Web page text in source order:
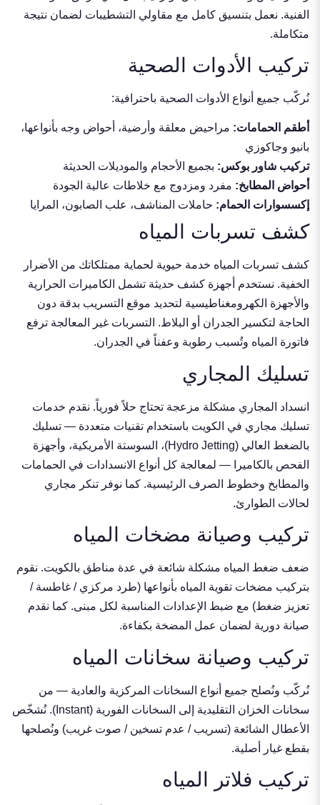
الفنية. نعمل بتنسيق كامل مع مقاولي التشطيبات لضمان نتيجة
متكاملة.
تركيب الأدوات الصحية
نُركّب جميع أنواع الأدوات الصحية باحترافية:
أطقم الحمامات: مراحيض معلقة وأرضية، أحواض وجه بأنواعها،
بانيو وجاكوزي
تركيب شاور بوكس: بجميع الأحجام والموديلات الحديثة
أحواض المطابخ: مفرد ومزدوج مع خلاطات عالية الجودة
إكسسوارات الحمام: حاملات المناشف، علب الصابون، المرايا
كشف تسربات المياه
كشف تسربات المياه خدمة حيوية لحماية ممتلكاتك من الأضرار
الخفية. نستخدم أجهزة كشف حديثة تشمل الكاميرات الحرارية
والأجهزة الكهرومغناطيسية لتحديد موقع التسريب بدقة دون
الحاجة لتكسير الجدران أو البلاط. التسربات غير المعالجة ترفع
فاتورة المياه وتُسبب رطوبة وعفناً في الجدران.
تسليك المجاري
انسداد المجاري مشكلة مزعجة تحتاج حلاً فورياً. نقدم خدمات
تسليك مجاري في الكويت باستخدام تقنيات متعددة — تسليك
بالضغط العالي
(Hydro Jetting)، السوستة الأمريكية، وأجهزة
الفحص بالكاميرا — لمعالجة كل أنواع الانسدادات في الحمامات
والمطابخ وخطوط الصرف الرئيسية. كما نوفر تنكر مجاري
لحالات الطوارئ.
تركيب وصيانة مضخات المياه
ضعف ضغط المياه مشكلة شائعة في عدة مناطق بالكويت. نقوم
بتركيب مضخات تقوية المياه بأنواعها (طرد مركزي / غاطسة /
تعزيز ضغط) مع ضبط الإعدادات المناسبة لكل مبنى. كما نقدم
صيانة دورية لضمان عمل المضخة بكفاءة.
تركيب وصيانة سخانات المياه
نُركّب ونُصلح جميع أنواع السخانات المركزية والعادية — من
سخانات الخزان التقليدية إلى السخانات الفورية (Instant). نُشخّص
الأعطال الشائعة (تسريب / عدم تسخين / صوت غريب) ونُصلحها
بقطع غيار أصلية.
تركيب فلاتر المياه